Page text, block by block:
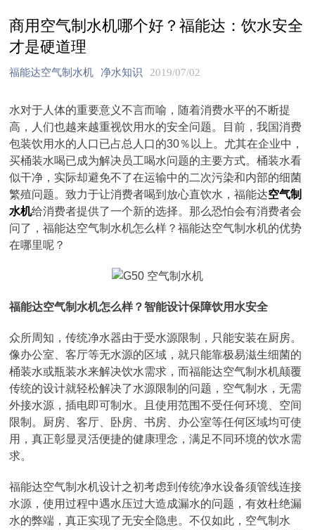
商用空气制水机哪个好？福能达：饮水安全
才是硬道理
福能达空气制水机 净水知识 2019/07/02
水对于人体的重要意义不言而喻，随着消费水平的不断提
高，人们也越来越重视饮用水的安全问题。目前，我国消费
包装饮用水的人口已占总人口的30％以上。尤其在企业中，
买桶装水喝已成为解决员工喝水问题的主要方式。桶装水看
似干净，实际却避免不了在运输中的二次污染和内部的细菌
繁殖问题。致力于让消费者喝到放心直饮水，福能达空气制
水机给消费者提供了一个新的选择。那么恐怕会有消费者会
问了，福能达空气制水机怎么样？福能达空气制水机的优势
在哪里呢？
福能达空气制水机怎么样？智能设计保障饮用水安全
众所周知，传统净水器由于受水源限制，只能安装在厨房。
像办公室、客厅等无水源的区域，就只能靠极易滋生细菌的
桶装水或瓶装水来解决饮水需求，而福能达空气制水机颠覆
传统的设计就轻松解决了水源限制的问题，空气制水，无需
外接水源，插电即可制水。且使用范围不受任何环境、空间
限制。厨房、客厅、卧房、书房、办公室等任何区域均可使
用，真正彰显灵活便捷的健康理念，满足不同环境的饮水需
求。
福能达空气制水机设计之初考虑到传统净水设备须管线连接
水源，使用过程中遇水压过大造成漏水的问题，有效杜绝漏
水的弊端，真正实现了无安全隐患。不仅如此，空气制水